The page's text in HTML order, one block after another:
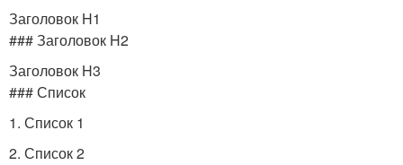
Заголовок H1
### Заголовок H2
Заголовок H3
### Список
1. Список 1
2. Список 2